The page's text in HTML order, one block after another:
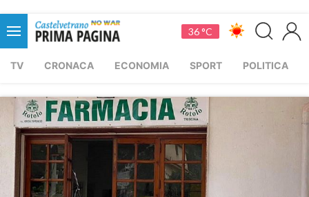
36 °C
TV CRONACA ECONOMIA SPORT POLITICA